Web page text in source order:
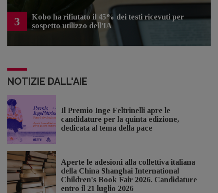
3
Kobo ha rifiutato il 45% dei testi ricevuti per
sospetto utilizzo dell’IA
NOTIZIE DALL'AIE
Il Premio Inge Feltrinelli apre le
candidature per la quinta edizione,
dedicata al tema della pace
Aperte le adesioni alla collettiva italiana
della China Shanghai International
Children's Book Fair 2026. Candidature
entro il 21 luglio 2026